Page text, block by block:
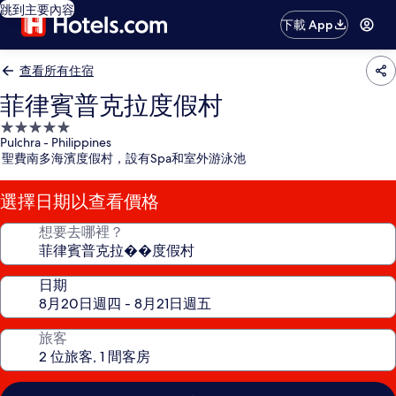
跳到主要內容
下載 App
查看所有住宿
菲律賓普克拉度假村
5.0
星
級
住
宿
Pulchra - Philippines
聖費南多海濱度假村，設有Spa和室外游泳池
選擇日期以查看價格
想要去哪裡？
日期
旅客